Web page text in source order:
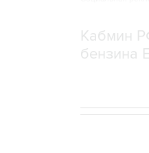
Кабмин
бензина